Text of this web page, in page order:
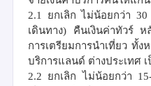
2.1 ยกเลิก ไม่น้อยกว่า 30
เดินทาง)
คืนเงินค่าทัวร์ ห
การเตรียมการนำเที่ยว ทั้
บริการแลนด์ ต่างประเทศ
2.2
ยกเลิก ไม่น้อยกว่า